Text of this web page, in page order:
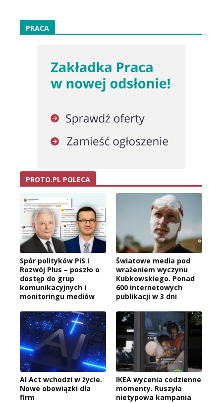
PRACA
PROTO.PL POLECA
Spór polityków PiS i
Rozwój Plus – poszło o
dostęp do grup
komunikacyjnych i
monitoringu mediów
Światowe media pod
wrażeniem wyczynu
Kubkowskiego. Ponad
600 internetowych
publikacji w 3 dni
AI Act wchodzi w życie.
Nowe obowiązki dla
firm
IKEA wycenia codzienne
momenty. Ruszyła
nietypowa kampania